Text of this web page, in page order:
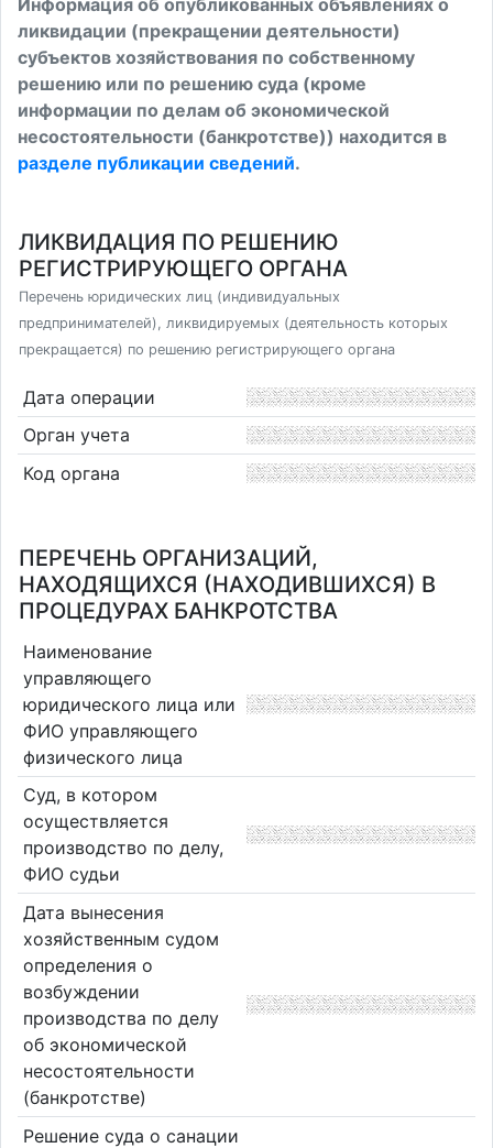
Информация об опубликованных объявлениях о
ликвидации (прекращении деятельности)
субъектов хозяйствования по собственному
решению или по решению суда (кроме
информации по делам об экономической
несостоятельности (банкротстве)) находится в
разделе публикации сведений.
ЛИКВИДАЦИЯ ПО РЕШЕНИЮ
РЕГИСТРИРУЮЩЕГО ОРГАНА
Перечень юридических лиц (индивидуальных
предпринимателей), ликвидируемых (деятельность которых
прекращается) по решению регистрирующего органа
Дата операции
Орган учета
Код органа
ПЕРЕЧЕНЬ ОРГАНИЗАЦИЙ,
НАХОДЯЩИХСЯ (НАХОДИВШИХСЯ) В
ПРОЦЕДУРАХ БАНКРОТСТВА
Наименование
управляющего
юридического лица или
ФИО управляющего
физического лица
Суд, в котором
осуществляется
производство по делу,
ФИО судьи
Дата вынесения
хозяйственным судом
определения о
возбуждении
производства по делу
об экономической
несостоятельности
(банкротстве)
Решение суда о санации